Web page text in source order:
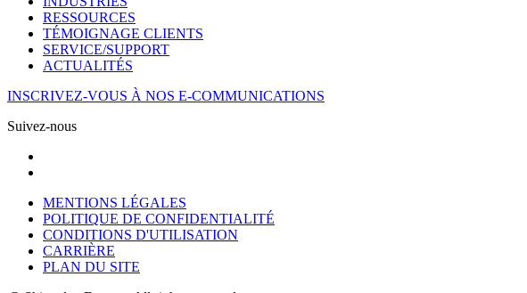
RESSOURCES
TÉMOIGNAGE CLIENTS
SERVICE/SUPPORT
ACTUALITÉS
INSCRIVEZ-VOUS À NOS E-COMMUNICATIONS
Suivez-nous
MENTIONS LÉGALES
POLITIQUE DE CONFIDENTIALITÉ
CONDITIONS D'UTILISATION
CARRIÈRE
PLAN DU SITE